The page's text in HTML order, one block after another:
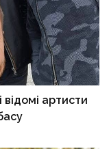
артисти